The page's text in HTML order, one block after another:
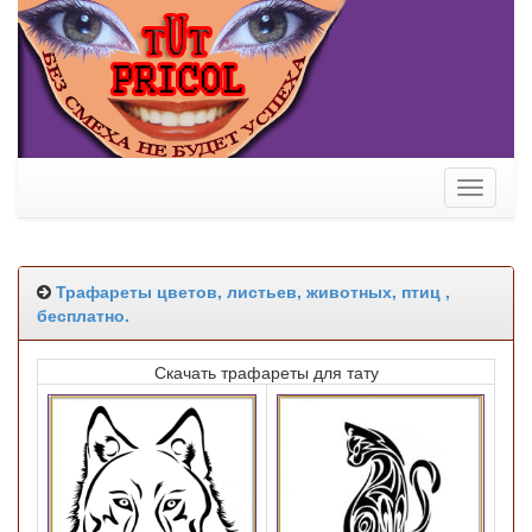
Toggle
Трафареты цветов, листьев, животных, птиц ,
бесплатно.
Скачать трафареты для тату